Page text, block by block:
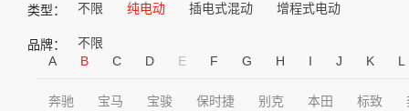
类型： 不限 纯电动 插电式混动 增程式电动
品牌：
不限
A
B C D E F G H I J K L
奔驰 宝马 宝骏 保时捷 别克 本田 标致